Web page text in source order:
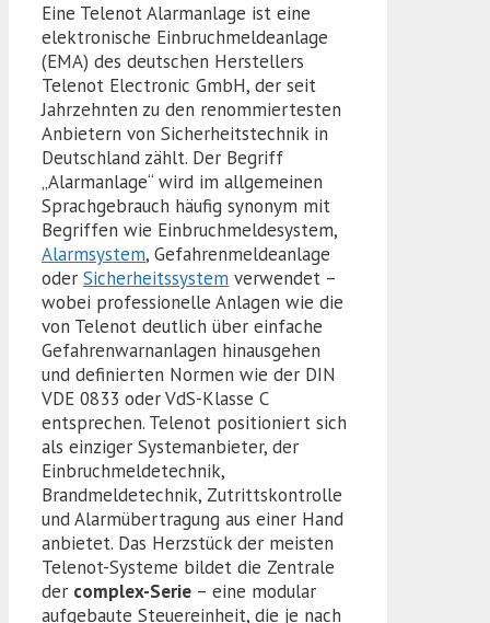
Eine Telenot Alarmanlage ist eine
elektronische Einbruchmeldeanlage
(EMA) des deutschen Herstellers
Telenot Electronic GmbH, der seit
Jahrzehnten zu den renommiertesten
Anbietern von Sicherheitstechnik in
Deutschland zählt. Der Begriff
„Alarmanlage“ wird im allgemeinen
Sprachgebrauch häufig synonym mit
Begriffen wie Einbruchmeldesystem,
Alarmsystem, Gefahrenmeldeanlage
oder Sicherheitssystem verwendet –
wobei professionelle Anlagen wie die
von Telenot deutlich über einfache
Gefahrenwarnanlagen hinausgehen
und definierten Normen wie der DIN
VDE 0833 oder VdS-Klasse C
entsprechen. Telenot positioniert sich
als einziger Systemanbieter, der
Einbruchmeldetechnik,
Brandmeldetechnik, Zutrittskontrolle
und Alarmübertragung aus einer Hand
anbietet. Das Herzstück der meisten
Telenot-Systeme bildet die Zentrale
der complex-Serie – eine modular
aufgebaute Steuereinheit, die je nach